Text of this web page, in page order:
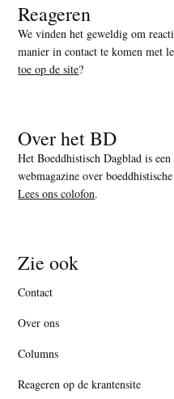
Reageren
We vinden het geweldig om
manier in contact te komen met
toe op de site?
Over het BD
Het Boeddhistisch Dagblad is
webmagazine over
Lees ons colofon.
Zie ook
Contact
Over ons
Columns
Reageren op de krantensite